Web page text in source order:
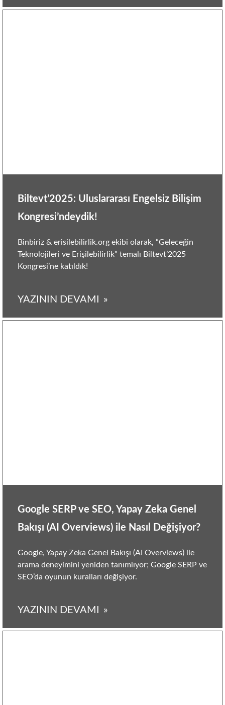
Biltevt’2025: Uluslararası Engelsiz Bilişim
Kongresi’ndeydik!
Binbiriz & erisilebilirlik.org ekibi olarak, “Geleceğin
Teknolojileri ve Erişilebilirlik” temalı Biltevt’2025
Kongresi’ne katıldık!
YAZININ DEVAMI
Google SERP ve SEO, Yapay Zeka Genel
Bakışı (AI Overviews) ile Nasıl Değişiyor?
Google, Yapay Zeka Genel Bakışı (AI Overviews) ile
arama deneyimini yeniden tanımlıyor; Google SERP ve
SEO’da oyunun kuralları değişiyor.
YAZININ DEVAMI